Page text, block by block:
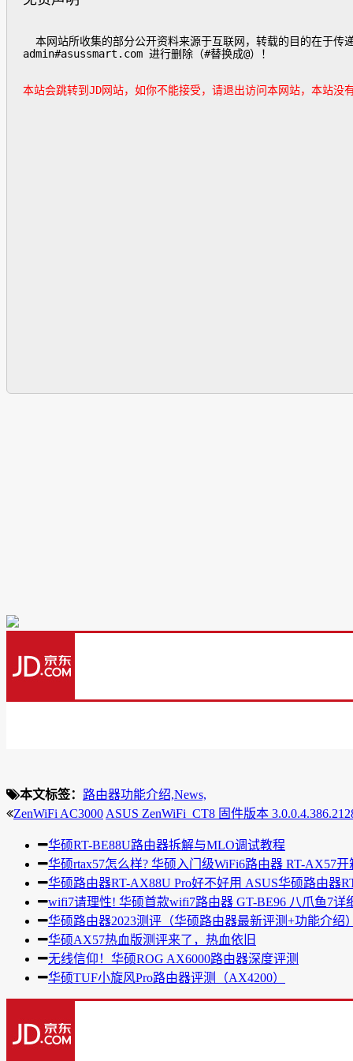
admin#asussmart.com 进行删除（#替换成@）！
本站会跳转到JD网站，如你不能接受，请退出访问本网站，本站没
本文标签： 路由器功能介绍,News,
ZenWiFi AC3000 ASUS ZenWiFi_CT8 固件版本
华硕RT-BE88U路由器拆解与MLO调试教程
华硕rtax57怎么样? 华硕入门级WiFi6路由器 RT-AX57开
华硕路由器RT-AX88U Pro好不好用 ASUS华硕路由器
wifi7请理性! 华硕首款wifi7路由器 GT-BE96 八爪鱼7详
华硕路由器2023测评（华硕路由器最新评测+功能介绍
华硕AX57热血版测评来了，热血依旧
无线信仰！华硕ROG AX6000路由器深度评测
华硕TUF小旋风Pro路由器评测（AX4200）